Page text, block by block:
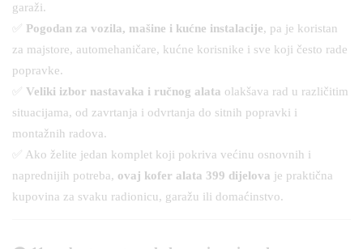
garaži.
Pogodan za vozila, mašine i kućne instalacije, pa je koristan
za majstore, automehaničare, kućne korisnike i sve koji često rade
popravke.
Veliki izbor nastavaka i ručnog alata olakšava rad u različitim
situacijama, od zavrtanja i odvrtanja do sitnih popravki i
montažnih radova.
✅ Ako želite jedan komplet koji pokriva većinu osnovnih i
naprednijih potreba, ovaj kofer alata 399 dijelova je praktična
kupovina za svaku radionicu, garažu ili domaćinstvo.